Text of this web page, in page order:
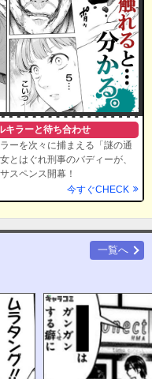
キラーと待ち合わせ
ーを次々に捕まえる「謎の通
とはぐれ刑事のバディーが、
スペンス開幕！
今すぐCHECK
一覧へ